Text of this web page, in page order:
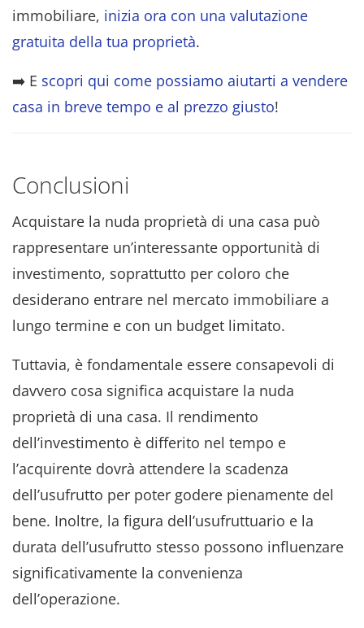
immobiliare, inizia ora con una valutazione
gratuita della tua proprietà.
➡️ E scopri qui come possiamo aiutarti a vendere
casa in breve tempo e al prezzo giusto!
Conclusioni
Acquistare la nuda proprietà di una casa può
rappresentare un’interessante opportunità di
investimento, soprattutto per coloro che
desiderano entrare nel mercato immobiliare a
lungo termine e con un budget limitato.
Tuttavia, è fondamentale essere consapevoli di
davvero cosa significa acquistare la nuda
proprietà di una casa. Il rendimento
dell’investimento è differito nel tempo e
l’acquirente dovrà attendere la scadenza
dell’usufrutto per poter godere pienamente del
bene. Inoltre, la figura dell’usufruttuario e la
durata dell’usufrutto stesso possono influenzare
significativamente la convenienza
dell’operazione.